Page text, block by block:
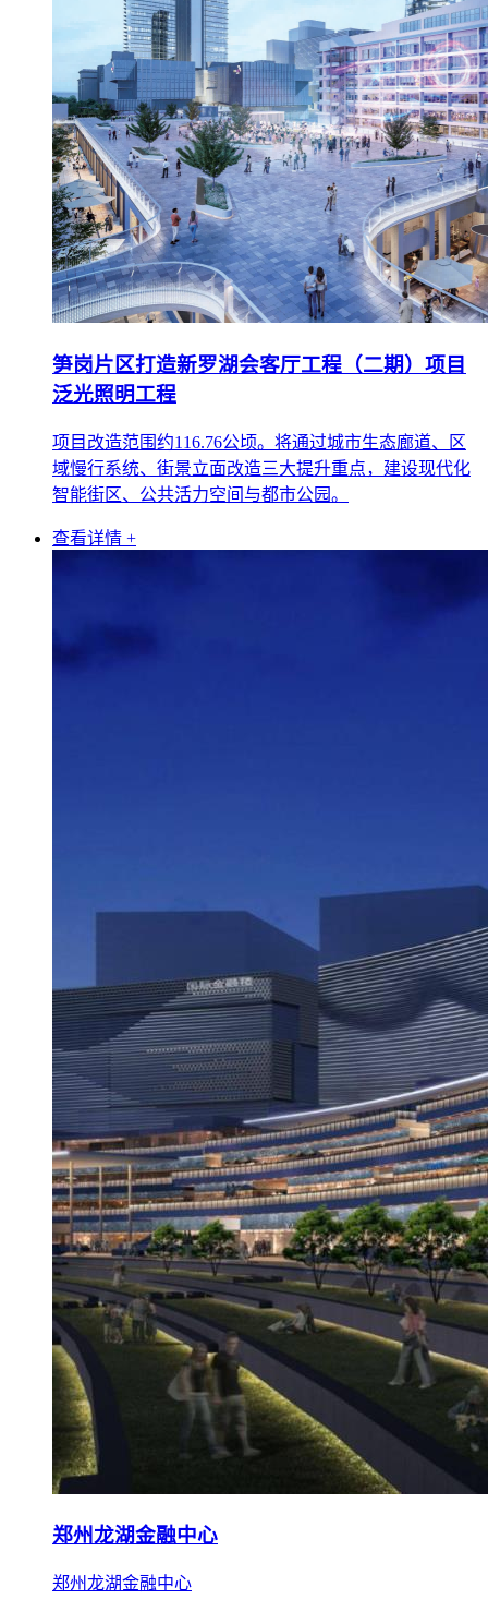
笋岗片区打造新罗湖会客厅工程（二期）项目
泛光照明工程
项目改造范围约116.76公顷。将通过城市生态廊道、区
域慢行系统、街景立面改造三大提升重点，建设现代化
智能街区、公共活力空间与都市公园。
查看详情 +
郑州龙湖金融中心
郑州龙湖金融中心